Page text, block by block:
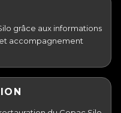
grâce aux informations
accompagnement